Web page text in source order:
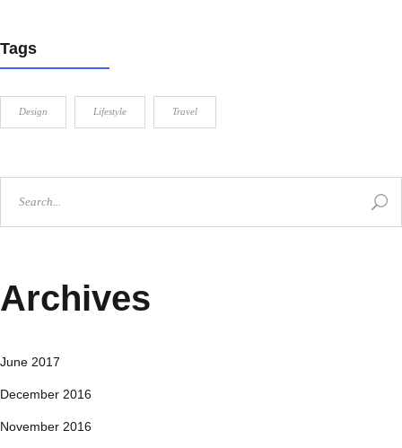
Tags
Design Lifestyle Travel
Archives
June 2017
December 2016
November 2016